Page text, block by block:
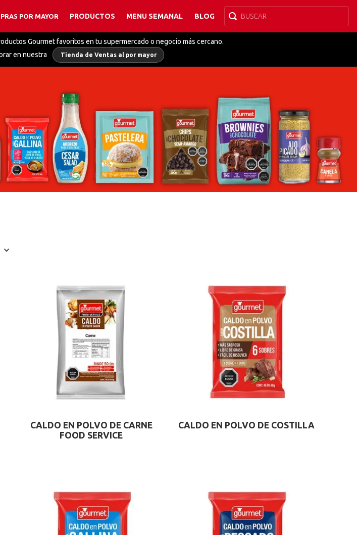
POR MAYOR PRODUCTOS MENU SEMANAL BLOG
Gourmet favoritos en tu supermercado o negocio más cercano.
en nuestra
Tienda de Ventas al por mayor
CALDO EN POLVO DE CARNE
FOOD SERVICE
CALDO EN POLVO DE COSTILLA
1.
caldo
2.
caldo pollo
salsa alfredo
6.
mix pimientas
7.
finas hierbas
8.
caldo polvo verduras
9.
caldo polvo